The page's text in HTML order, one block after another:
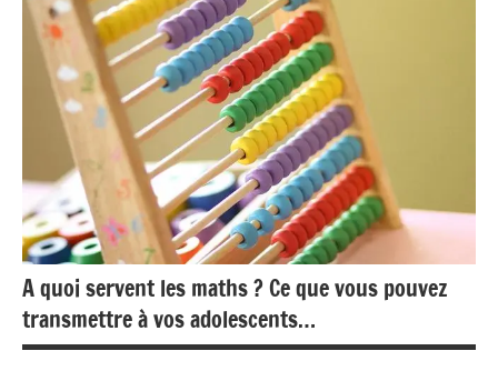
A quoi servent les maths ? Ce que vous pouvez
transmettre à vos adolescents…